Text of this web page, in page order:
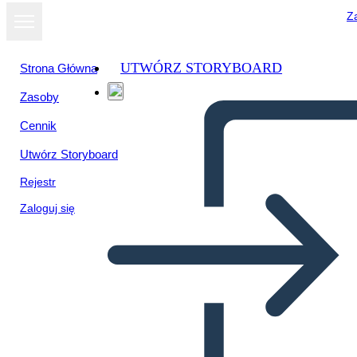
Strona Główna
Zasoby
Cennik
Utwórz Storyboard
Rejestr
Zaloguj się
UTWÓRZ STORYBOARD